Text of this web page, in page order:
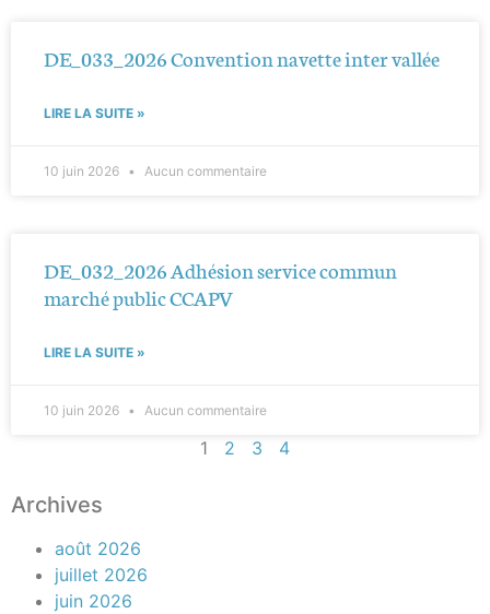
DE_033_2026 Convention navette inter vallée
LIRE LA SUITE »
10 juin 2026 Aucun commentaire
DE_032_2026 Adhésion service commun
marché public CCAPV
LIRE LA SUITE »
10 juin 2026 Aucun commentaire
1 2 3 4
Archives
août 2026
juillet 2026
juin 2026